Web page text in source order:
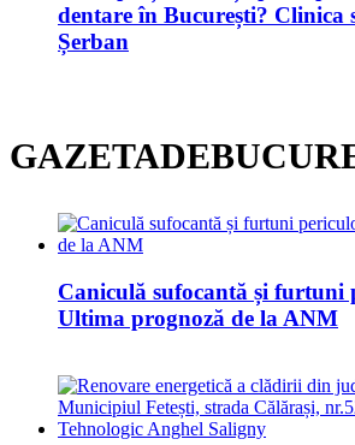
dentare în București? Clinica
Șerban
Caniculă sufocantă și furtuni
Ultima prognoză de la ANM